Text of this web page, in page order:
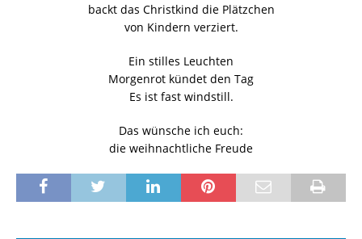
backt das Christkind die Plätzchen
von Kindern verziert.
Ein stilles Leuchten
Morgenrot kündet den Tag
Es ist fast windstill.
Das wünsche ich euch:
die weihnachtliche Freude